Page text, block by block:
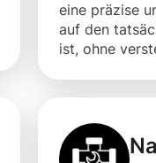
eine präzise
auf den
ist, ohne